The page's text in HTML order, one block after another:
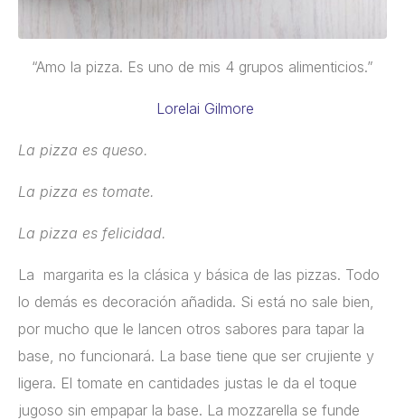
“Amo la pizza. Es uno de mis 4 grupos alimenticios.”
Lorelai Gilmore
La pizza es queso.
La pizza es tomate.
La pizza es felicidad.
La margarita es la clásica y básica de las pizzas. Todo
lo demás es decoración añadida. Si está no sale bien,
por mucho que le lancen otros sabores para tapar la
base, no funcionará. La base tiene que ser crujiente y
ligera. El tomate en cantidades justas le da el toque
jugoso sin empapar la base. La mozzarella se funde